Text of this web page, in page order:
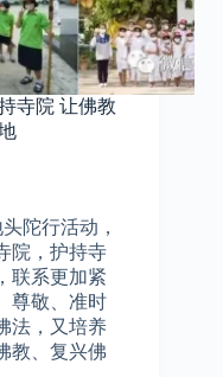
寺院 让佛教
陀行活动，
院，护持寺
联系更加紧
尊敬、准时
法，又培养
教、复兴佛